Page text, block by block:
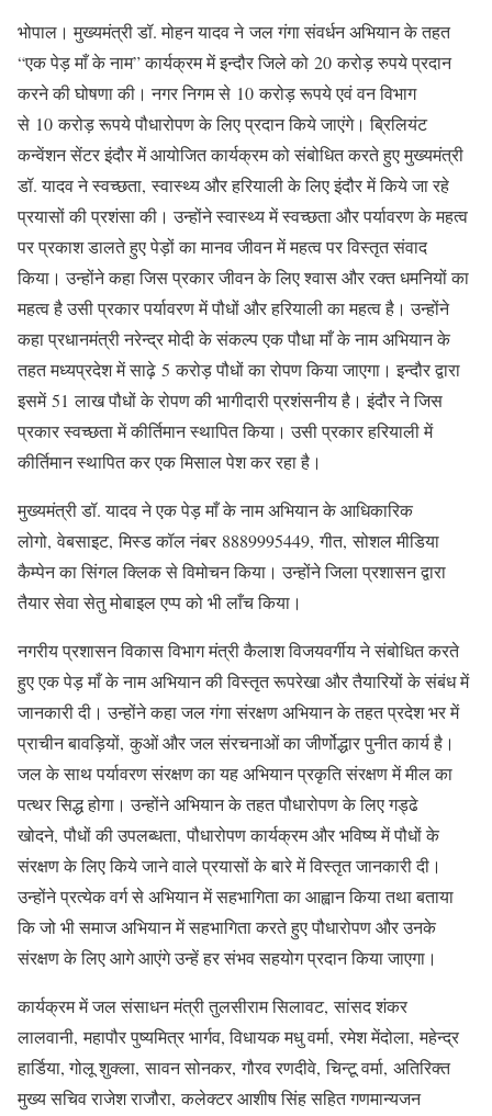
भोपाल। मुख्यमंत्री डॉ. मोहन यादव ने जल गंगा संवर्धन अभियान के तहत
“एक पेड़ माँ के नाम” कार्यक्रम में इन्दौर जिले को 20 करोड़ रुपये प्रदान
करने की घोषणा की। नगर निगम से 10 करोड़ रूपये एवं वन विभाग
से 10 करोड़ रूपये पौधारोपण के लिए प्रदान किये जाएंगे। ब्रिलियंट
कन्वेंशन सेंटर इंदौर में आयोजित कार्यक्रम को संबोधित करते हुए मुख्यमंत्री
डॉ. यादव ने स्वच्छता, स्वास्थ्य और हरियाली के लिए इंदौर में किये जा रहे
प्रयासों की प्रशंसा की। उन्होंने स्वास्थ्य में स्वच्छता और पर्यावरण के महत्व
पर प्रकाश डालते हुए पेड़ों का मानव जीवन में महत्व पर विस्तृत संवाद
किया। उन्होंने कहा जिस प्रकार जीवन के लिए श्वास और रक्त धमनियों का
महत्व है उसी प्रकार पर्यावरण में पौधों और हरियाली का महत्व है। उन्होंने
कहा प्रधानमंत्री नरेन्द्र मोदी के संकल्प एक पौधा माँ के नाम अभियान के
तहत मध्यप्रदेश में साढ़े 5 करोड़ पौधों का रोपण किया जाएगा। इन्दौर द्वारा
इसमें 51 लाख पौधों के रोपण की भागीदारी प्रशंसनीय है। इंदौर ने जिस
प्रकार स्वच्छता में कीर्तिमान स्थापित किया। उसी प्रकार हरियाली में
कीर्तिमान स्थापित कर एक मिसाल पेश कर रहा है।
मुख्यमंत्री डॉ. यादव ने एक पेड़ माँ के नाम अभियान के आधिकारिक
लोगो, वेबसाइट, मिस्ड कॉल नंबर 8889995449, गीत, सोशल मीडिया
कैम्पेन का सिंगल क्लिक से विमोचन किया। उन्होंने जिला प्रशासन द्वारा
तैयार सेवा सेतु मोबाइल एप्प को भी लाँच किया।
नगरीय प्रशासन विकास विभाग मंत्री कैलाश विजयवर्गीय ने संबोधित करते
हुए एक पेड़ माँ के नाम अभियान की विस्तृत रूपरेखा और तैयारियों के संबंध में
जानकारी दी। उन्होंने कहा जल गंगा संरक्षण अभियान के तहत प्रदेश भर में
प्राचीन बावड़ियों, कुओं और जल संरचनाओं का जीर्णोद्धार पुनीत कार्य है।
जल के साथ पर्यावरण संरक्षण का यह अभियान प्रकृति संरक्षण में मील का
पत्थर सिद्ध होगा। उन्होंने अभियान के तहत पौधारोपण के लिए गड्ढे
खोदने, पौधों की उपलब्धता, पौधारोपण कार्यक्रम और भविष्य में पौधों के
संरक्षण के लिए किये जाने वाले प्रयासों के बारे में विस्तृत जानकारी दी।
उन्होंने प्रत्येक वर्ग से अभियान में सहभागिता का आह्वान किया तथा बताया
कि जो भी समाज अभियान में सहभागिता करते हुए पौधारोपण और उनके
संरक्षण के लिए आगे आएंगे उन्हें हर संभव सहयोग प्रदान किया जाएगा।
कार्यक्रम में जल संसाधन मंत्री तुलसीराम सिलावट, सांसद शंकर
लालवानी, महापौर पुष्यमित्र भार्गव, विधायक मधु वर्मा, रमेश मेंदोला, महेन्द्र
हार्डिया, गोलू शुक्ला, सावन सोनकर, गौरव रणदीवे, चिन्टू वर्मा, अतिरिक्त
मुख्य सचिव राजेश राजौरा, कलेक्टर आशीष सिंह सहित गणमान्यजन